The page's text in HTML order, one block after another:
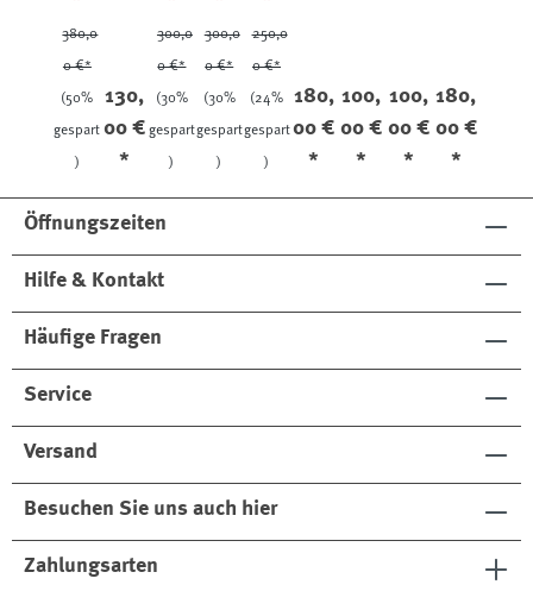
Jacke
380,0
0 €*
(50%
gespart
)
130,
00 €
*
300,0
0 €*
(30%
gespart
)
300,0
0 €*
(30%
gespart
)
250,0
0 €*
(24%
gespart
)
180,
00 €
*
100,
00 €
*
100,
00 €
*
180,
00 €
*
Öffnungszeiten
Hilfe & Kontakt
Häufige Fragen
Service
Versand
Besuchen Sie uns auch hier
Zahlungsarten